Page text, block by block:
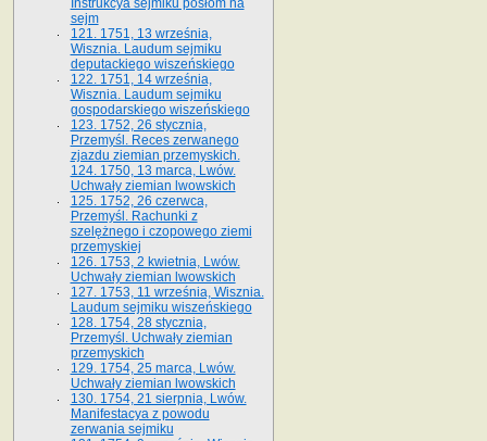
Instrukcya sejmiku posłom na
sejm
121. 1751, 13 września,
Wisznia. Laudum sejmiku
deputackiego wiszeńskiego
122. 1751, 14 września,
Wisznia. Laudum sejmiku
gospodarskiego wiszeńskiego
123. 1752, 26 stycznia,
Przemyśl. Reces zerwanego
zjazdu ziemian przemyskich.
124. 1750, 13 marca, Lwów.
Uchwały ziemian lwowskich
125. 1752, 26 czerwca,
Przemyśl. Rachunki z
szelężnego i czopowego ziemi
przemyskiej
126. 1753, 2 kwietnia, Lwów.
Uchwały ziemian lwowskich
127. 1753, 11 września, Wisznia.
Laudum sejmiku wiszeńskiego
128. 1754, 28 stycznia,
Przemyśl. Uchwały ziemian
przemyskich
129. 1754, 25 marca, Lwów.
Uchwały ziemian lwowskich
130. 1754, 21 sierpnia, Lwów.
Manifestacya z powodu
zerwania sejmiku